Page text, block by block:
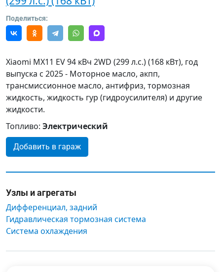
Поделиться:
Xiaomi MX11 EV 94 кВч 2WD (299 л.с.) (168 кВт), год
выпуска с 2025 - Моторное масло, акпп,
трансмиссионное масло, антифриз, тормозная
жидкость, жидкость гур (гидроусилителя) и другие
жидкости.
Топливо: Электрический
Добавить в гараж
Узлы и агрегаты
Дифференциал, задний
Гидравлическая тормозная система
Система охлаждения